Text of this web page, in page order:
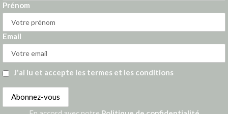
Prénom
Email
J'ai lu et accepte les termes et les conditions